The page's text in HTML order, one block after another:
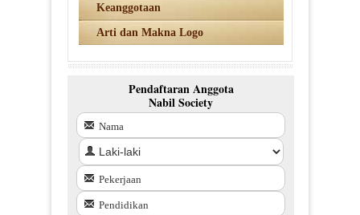
Keanggotaan
Arti dan Makna Logo
Pendaftaran Anggota
Nabil Society
Nama
Pekerjaan
Pendidikan